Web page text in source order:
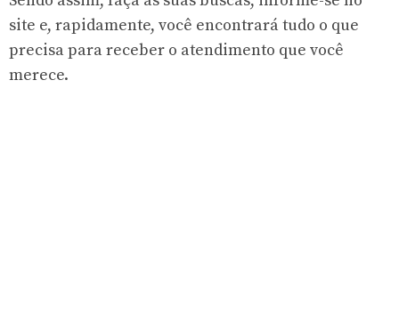
site e, rapidamente, você encontrará tudo o que
precisa para receber o atendimento que você
merece.